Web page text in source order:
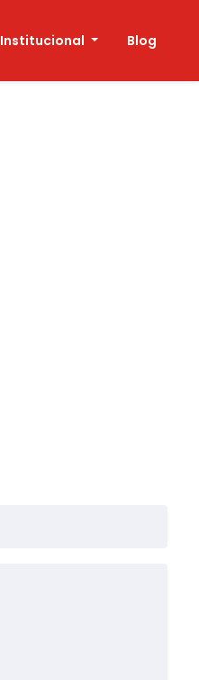
Institucional Blog